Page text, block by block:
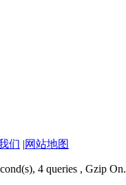
们 |网站地图
4 queries , Gzip On.